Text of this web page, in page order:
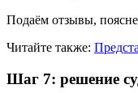
Подаём отзывы,
Читайте также:
Шаг 7: решение